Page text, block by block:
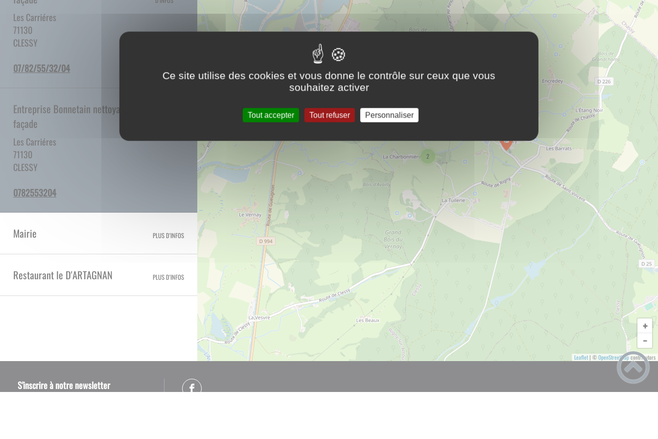
Les Carriéres
71130
CLESSY
40/23/55/28/70
Entreprise Bonnetain nettoyage de
façade
Les Carriéres
71130
CLESSY
4023552870
Mairie PLUS D'INFOS
Restaurant le D'ARTAGNAN PLUS D'INFOS
2
+
−
Leaflet| ©OpenStreetMapcontributors
S'inscrire à notre newsletter
Ce site utilise des cookies et vous donne le contrôle sur ceux que vous
souhaitez activer
Tout accepter Tout refuser Personnaliser